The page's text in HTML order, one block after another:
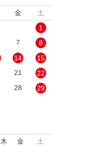
金
土
1
7
8
14
15
21
22
28
29
木 金 土